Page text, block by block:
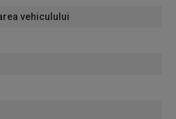
vehiculului